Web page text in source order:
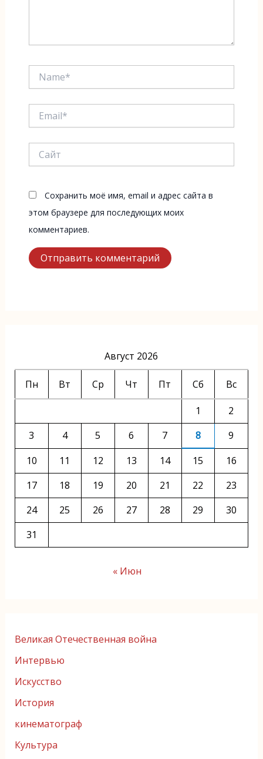
Сохранить моё имя, email и адрес сайта в
этом браузере для последующих моих
комментариев.
Август 2026
Пн Вт Ср Чт Пт Сб Вс
1
2
3
4 5 6 7 8
9
10
11 12 13 14 15
16
17
18 19 20 21 22
23
24
25 26 27 28 29
30
31
« Июн
Великая Отечественная война
Интервью
Искусство
История
кинематограф
Культура